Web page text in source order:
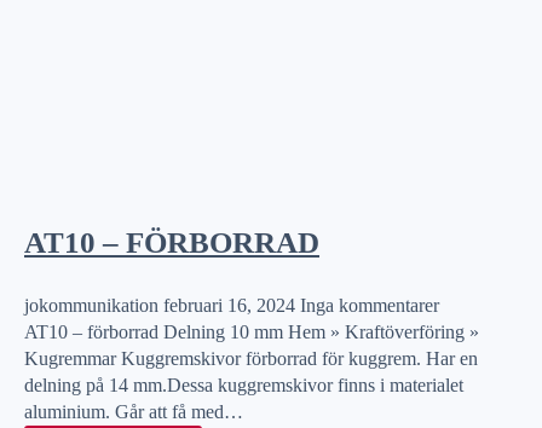
AT10 – FÖRBORRAD
jokommunikation februari 16, 2024 Inga kommentarer
AT10 – förborrad Delning 10 mm Hem » Kraftöverföring »
Kugremmar Kuggremskivor förborrad för kuggrem. Har en
delning på 14 mm.Dessa kuggremskivor finns i materialet
aluminium. Går att få med…